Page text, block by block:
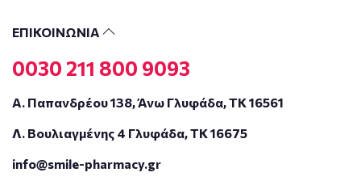
ΕΠΙΚΟΙΝΩΝΙΑ
0030 211 800 9093
Α. Παπανδρέου 138, Άνω Γλυφάδα, ΤΚ 16561
Λ. Βουλιαγμένης 4 Γλυφάδα, ΤΚ 16675
info@smile-pharmacy.gr